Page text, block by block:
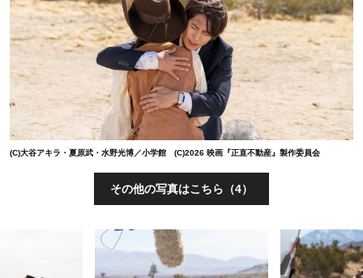
(C)大谷アキラ・夏原武・水野光博／小学館 (C)2026 映画『正直不動産』製作委員会
その他の写真はこちら（4）